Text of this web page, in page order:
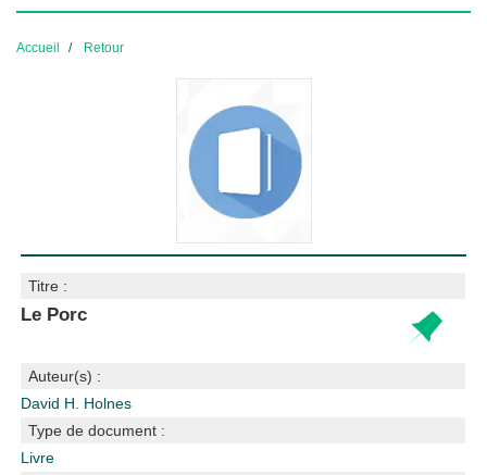
Accueil Retour
Titre :
Le Porc
Auteur(s) :
David H. Holnes
Type de document :
Livre